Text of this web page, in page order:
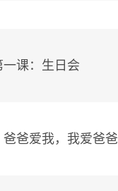
课：生日会
爸爱我，我爱爸爸